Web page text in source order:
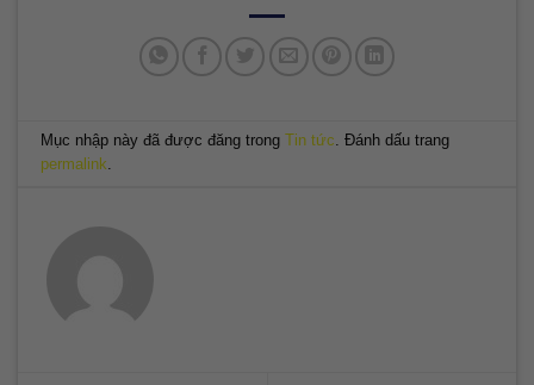
Mục nhập này đã được đăng trongTin tức. Đánh dấu trang
permalink.